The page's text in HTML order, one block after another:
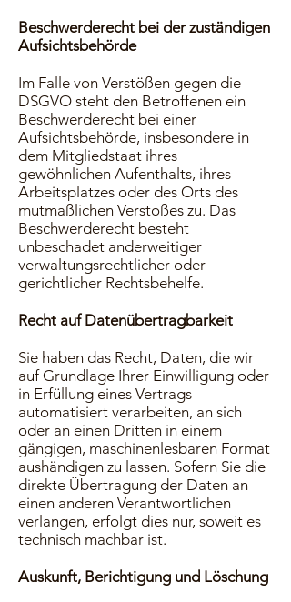
Beschwerderecht bei der zuständigen
Aufsichtsbehörde
Im Falle von Verstößen gegen die
DSGVO steht den Betroffenen ein
Beschwerderecht bei einer
Aufsichtsbehörde, insbesondere in
dem Mitgliedstaat ihres
gewöhnlichen Aufenthalts, ihres
Arbeitsplatzes oder des Orts des
mutmaßlichen Verstoßes zu. Das
Beschwerderecht besteht
unbeschadet anderweitiger
verwaltungsrechtlicher oder
gerichtlicher Rechtsbehelfe.
Recht auf Datenübertragbarkeit
Sie haben das Recht, Daten, die wir
auf Grundlage Ihrer Einwilligung oder
in Erfüllung eines Vertrags
automatisiert verarbeiten, an sich
oder an einen Dritten in einem
gängigen, maschinenlesbaren Format
aushändigen zu lassen. Sofern Sie die
direkte Übertragung der Daten an
einen anderen Verantwortlichen
verlangen, erfolgt dies nur, soweit es
technisch machbar ist.
Auskunft, Berichtigung und Löschung